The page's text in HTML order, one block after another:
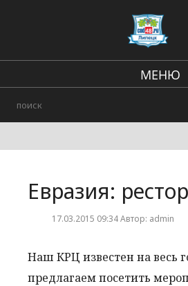
МЕНЮ
Городские
Евразия:
17.03.2015 09:34 Автор: admin
Наш КРЦ известен на весь
предлагаем посетить